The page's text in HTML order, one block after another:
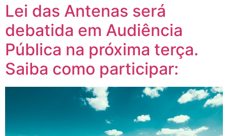
Lei das Antenas será
debatida em Audiência
Pública na próxima terça.
Saiba como participar: